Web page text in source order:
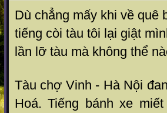
Dù chẳng mấy khi về quê
tiếng còi tàu tôi lại giật
lần lỡ tàu mà không thể
Tàu chợ Vinh - Hà Nội
Hoá. Tiếng bánh xe